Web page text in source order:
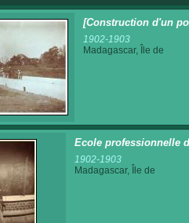
[Construction d'un
1902-1903
Madagascar, Île de
Ecole professionnelle
1902-1903
Madagascar, Île de